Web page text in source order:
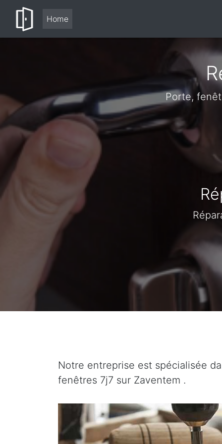
Home
Porte,
Notre entreprise est spécialisée
fenêtres 7j7 sur Zaventem .